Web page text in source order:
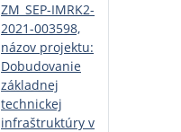
ZM_SEP-IMRK2-
2021-003598,
názov projektu:
Dobudovanie
základnej
technickej
infraštruktúry v